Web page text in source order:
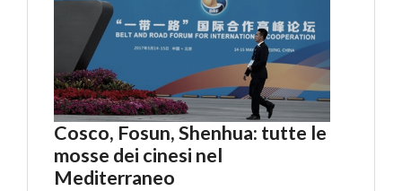
Cosco, Fosun, Shenhua: tutte le
mosse dei cinesi nel
Mediterraneo